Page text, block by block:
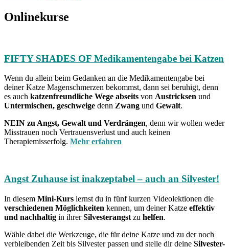
Onlinekurse
FIFTY SHADES OF Medikamentengabe bei Katzen
Wenn du allein beim Gedanken an die Medikamentengabe bei
deiner Katze Magenschmerzen bekommst, dann sei beruhigt, denn
es auch katzenfreundliche Wege abseits von Austricksen und
Untermischen, geschweige denn Zwang und Gewalt.
NEIN zu Angst, Gewalt und Verdrängen, denn wir wollen weder
Misstrauen noch️ Vertrauensverlust und auch keinen
Therapiemisserfolg. Mehr erfahren
Angst Zuhause ist inakzeptabel – auch an Silvester!
In diesem Mini-Kurs lernst du in fünf kurzen Videolektionen die
verschiedenen Möglichkeiten kennen, um deiner Katze effektiv
und nachhaltig in ihrerSilvesterangst zu helfen.
Wähle dabei die Werkzeuge, die für deine Katze und zu der noch
verbleibenden Zeit bis Silvester passen und stelle dir deine Silvester-